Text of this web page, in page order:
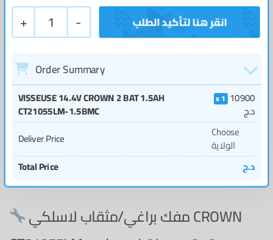
+ 1 -
Order Summary
VISSEUSE 14.4V CROWN 2 BAT 1.5AH
CT21055LM-1.5BMC
1 10900
د.ج
Deliver Price
Choose
الولاية
Total Price
د.ج